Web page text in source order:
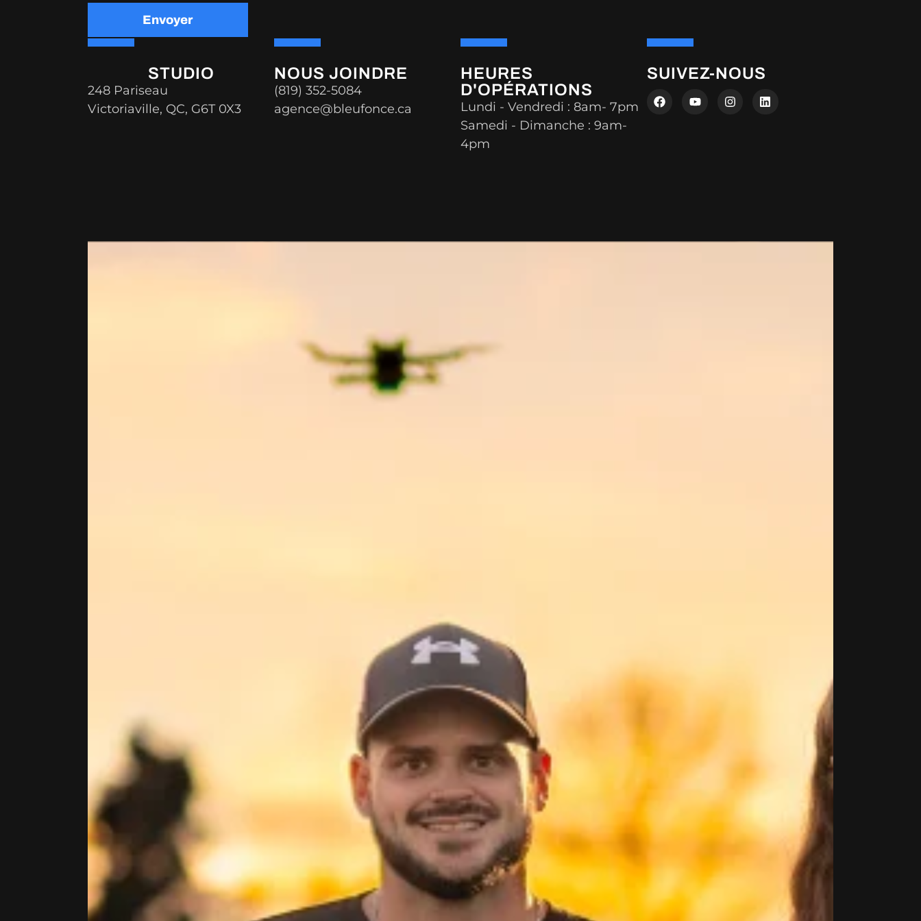
Envoyer
Alternative:
STUDIO
248 Pariseau
Victoriaville, QC, G6T 0X3
NOUS JOINDRE
(819) 352-5084
agence@bleufonce.ca
HEURES
D'OPÉRATIONS
Lundi - Vendredi : 8am- 7pm
Samedi - Dimanche : 9am-
4pm
SUIVEZ-NOUS